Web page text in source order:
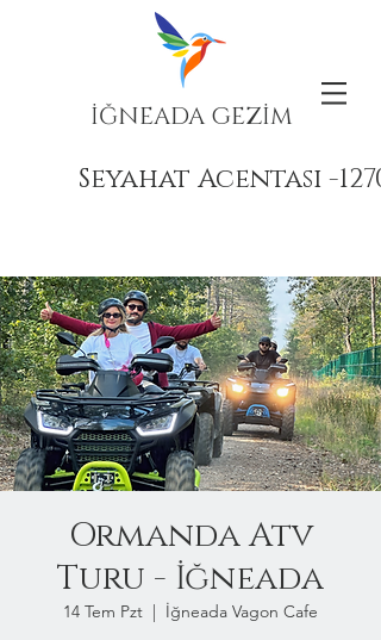
İĞNEADA GEZİM
Seyahat Acentası -
Ormanda Atv
Turu - İğneada
14 Tem Pzt
  |
İğneada Vagon Cafe